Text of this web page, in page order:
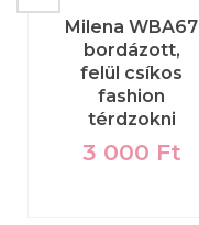
Milena WBA67
bordázott,
felül csíkos
fashion
térdzokni
3 000 Ft